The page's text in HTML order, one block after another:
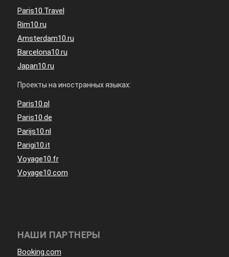
Paris10.Travel
Rim10.ru
Amsterdam10.ru
Barcelona10.ru
Japan10.ru
Проекты на иностранных языках:
Paris10.pl
Paris10.de
Parijs10.nl
Parigi10.it
Voyage10.fr
Voyage10.com
НАШИ ПАРТНЕРЫ
Booking.com